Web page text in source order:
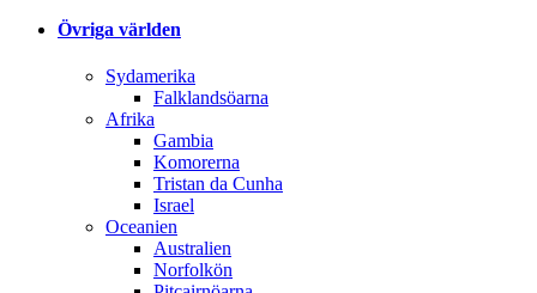
Övriga världen
Sydamerika
Falklandsöarna
Afrika
Gambia
Komorerna
Tristan da Cunha
Israel
Oceanien
Australien
Norfolkön